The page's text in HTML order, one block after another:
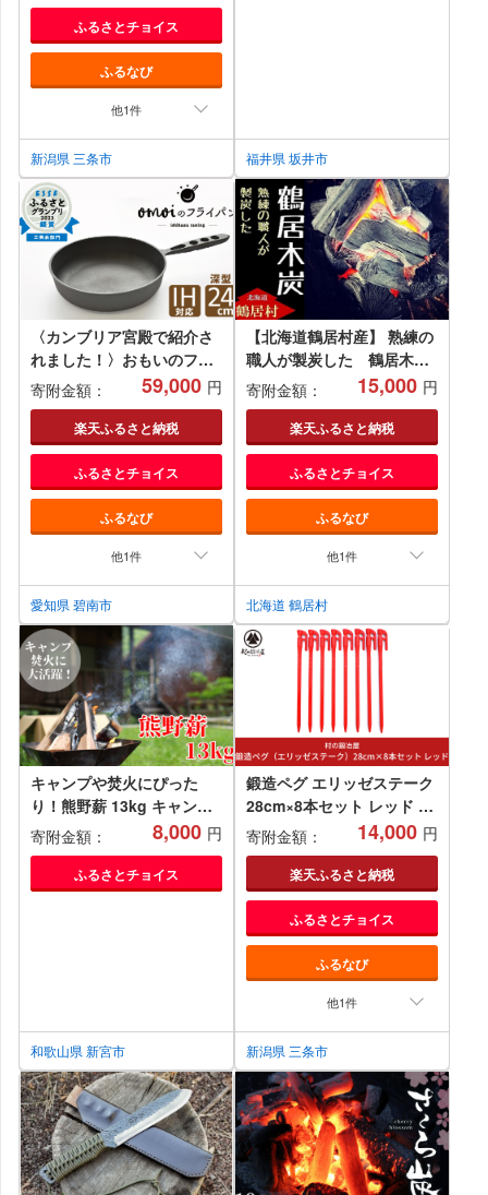
ふるさとチョイス
ふるなび
他1件
新潟県 三条市 福井県 坂井市
〈カンブリア宮殿で紹介さ
れました！〉おもいのフラ
イパン 24㎝（深型） 目指
したのは世界で一番お肉が
おいしく焼けるフライパ
ン H051-173
寄附金額： 59,000 円
楽天ふるさと納税
ふるさとチョイス
ふるなび
他1件
愛知県 碧南市
【北海道鶴居村産】 熟練の
職人が製炭した 鶴居木
炭 10kg ぶつ切り約
10cmカット 北海道産 ミズ
ナラ アウトドア キャンプ
バーベキュー
寄附金額： 15,000 円
楽天ふるさと納税
ふるさとチョイス
ふるなび
他1件
北海道 鶴居村
キャンプや焚火にぴった
り！熊野薪 13kg キャンプ
アウトドア【yrd001】
寄附金額： 8,000 円
ふるさとチョイス
和歌山県 新宮市
鍛造ペグ エリッゼステーク
28cm×8本セット レッド 燕
三条製 キャンプ用品 アウト
ドア用品 [村の鍛冶屋]
【013P047】
寄附金額： 14,000 円
楽天ふるさと納税
ふるさとチョイス
ふるなび
他1件
新潟県 三条市